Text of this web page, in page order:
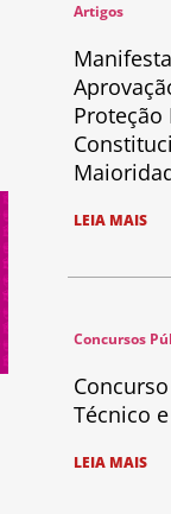
Artigos
LEIA MAIS
Concursos
Técnico
LEIA MAIS